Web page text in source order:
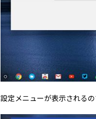
設定メニューが表示される